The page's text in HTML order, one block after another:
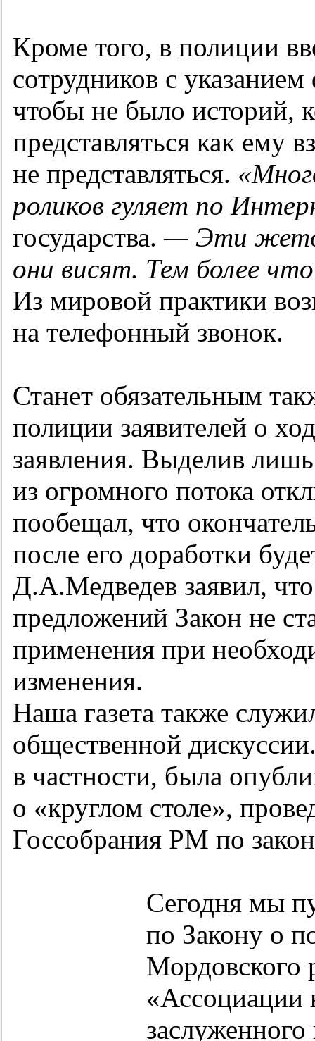
Кроме того, в полиции
сотрудников с
чтобы не было историй,
представляться как ему
не представляться.
роликов гуляет по
государства.— Эти
они висят. Тем более
Из мировой практики
на телефонный звонок.
Станет обязательным
полиции заявителей о
заявления. Выделив
из огромного потока
пообещал, что
после его доработки
Д.А.Медведев заявил,
предложений Закон не
применения при
изменения.
Наша газета также
общественной
в частности, была
о «круглом столе»,
Госсобрания РМ по
Сегодня мы
по Закону о
Мордовского
«Ассоциации